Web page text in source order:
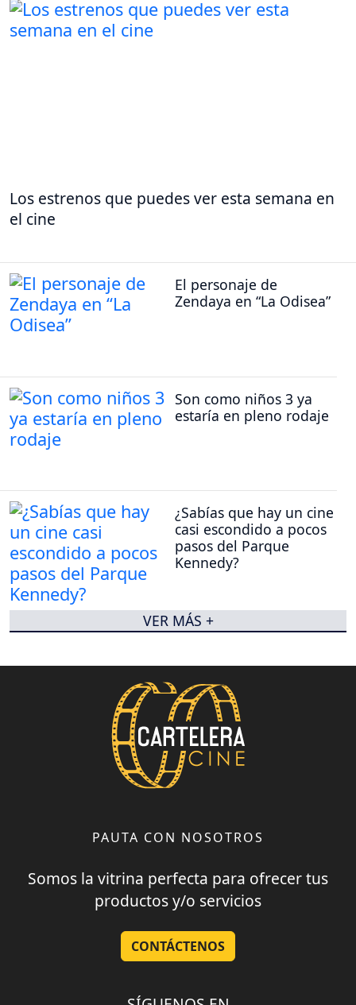
Los estrenos que puedes ver esta semana en
el cine
El personaje de
Zendaya en “La Odisea”
Son como niños 3 ya
estaría en pleno rodaje
¿Sabías que hay un cine
casi escondido a pocos
pasos del Parque
Kennedy?
VER MÁS +
PAUTA CON NOSOTROS
Somos la vitrina perfecta para ofrecer tus
productos y/o servicios
CONTÁCTENOS